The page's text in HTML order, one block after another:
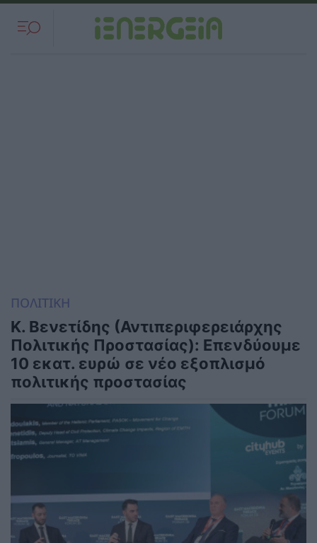
ΠΟΛΙΤΙΚΗ
Κ. Βενετίδης (Αντιπεριφερειάρχης
Πολιτικής Προστασίας): Επενδύουμε
10 εκατ. ευρώ σε νέο εξοπλισμό
πολιτικής προστασίας